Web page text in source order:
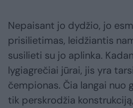
Nepaisant jo dydžio, jo
prisilietimas, leidžiantis
susilieti su jo aplinka.
lygiagrečiai jūrai, jis yra
čempionas. Čia langai nuo
tik perskrodžia